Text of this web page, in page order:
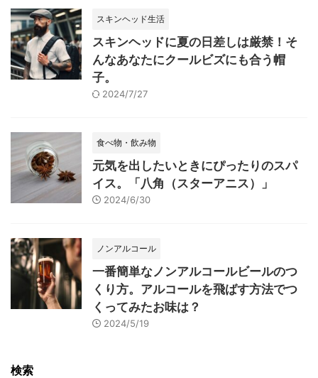
スキンヘッド生活
スキンヘッドに夏の日差しは厳禁！そ
んなあなたにクールビズにも合う帽
子。
2024/7/27
食べ物・飲み物
元気を出したいときにぴったりのスパ
イス。「八角（スターアニス）」
2024/6/30
ノンアルコール
一番簡単なノンアルコールビールのつ
くり方。アルコールを飛ばす方法でつ
くってみたお味は？
2024/5/19
検索